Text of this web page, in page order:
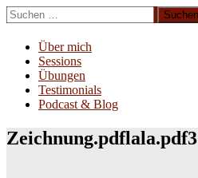
Zum
Inhalt
springen
Suchen
nach:
Über mich
Sessions
Übungen
Testimonials
Podcast & Blog
Zeichnung.pdflala.pdf3